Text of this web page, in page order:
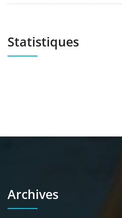
Statistiques
Archives